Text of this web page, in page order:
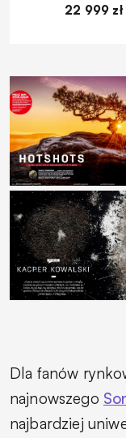
22 999 zł
Dla fanów
najnowszego
najbardziej